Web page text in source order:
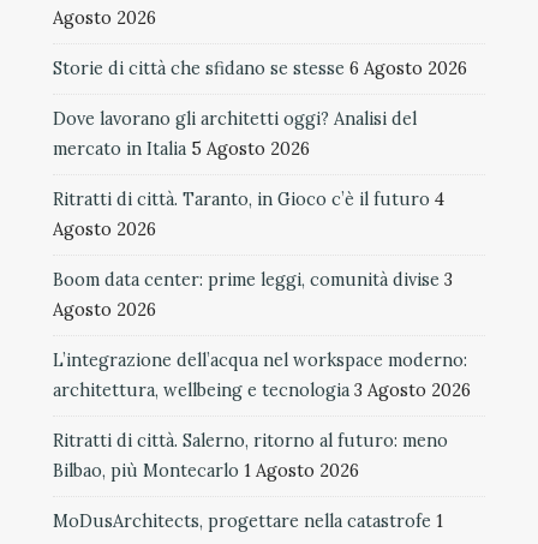
Agosto 2026
Storie di città che sfidano se stesse 6 Agosto 2026
Dove lavorano gli architetti oggi? Analisi del
mercato in Italia 5 Agosto 2026
Ritratti di città. Taranto, in Gioco c’è il futuro 4
Agosto 2026
Boom data center: prime leggi, comunità divise 3
Agosto 2026
L’integrazione dell’acqua nel workspace moderno:
architettura, wellbeing e tecnologia 3 Agosto 2026
Ritratti di città. Salerno, ritorno al futuro: meno
Bilbao, più Montecarlo 1 Agosto 2026
MoDusArchitects, progettare nella catastrofe 1